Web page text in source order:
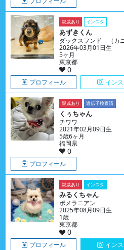
親戚あり インスタ
あずきくん
ダックスフンド （カ
2026年03月01日生
5ヶ月
東京都
0
プロフィール イン
親戚あり 遺伝子検査済
くぅちゃん
チワワ
2021年02月09日生
5歳6ヶ月
福岡県
0
プロフィール
親戚あり インスタ
みるくちゃん
ポメラニアン
2025年08月09日生
1歳
東京都
0
プロフィール イン